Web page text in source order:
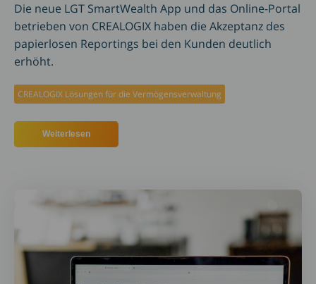
Die neue LGT SmartWealth App und das Online-Portal
betrieben von CREALOGIX haben die Akzeptanz des
papierlosen Reportings bei den Kunden deutlich
erhöht.
CREALOGIX Lösungen für die Vermögensverwaltung
Weiterlesen